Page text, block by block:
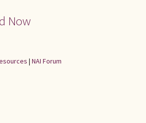
Now
| NAI Forum